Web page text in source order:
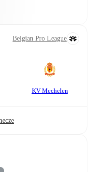
Belgian Pro League
KV Mechelen